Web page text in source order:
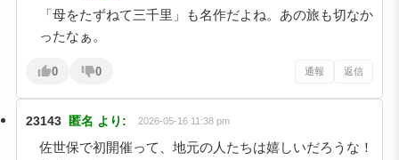
「母をたずねて三千里」も名作だよね。あの旅も切なか
ったなぁ。
0 0 通報 返信
23143 匿名 より: 2026-05-16 11:38 pm
佐世保で初開催って、地元の人たちは嬉しいだろうな！